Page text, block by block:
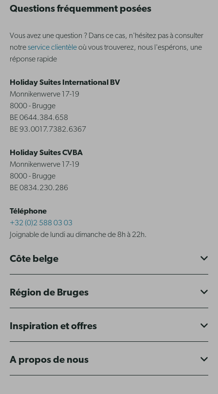
Questions fréquemment posées
Vous avez une question ? Dans ce cas, n'hésitez pas à consulter
notreservice clientèleoù vous trouverez, nous l'espérons, une
réponse rapide
Holiday Suites International BV
Monnikenwerve 17-19
8000 - Brugge
BE 0644.384.658
BE 93.0017.7382.6367
Holiday Suites CVBA
Monnikenwerve 17-19
8000 - Brugge
BE 0834.230.286
Téléphone
+32 (0)2 588 03 03
Joignable de lundi au dimanche de 8h à 22h.
Côte belge
Région de Bruges
Inspiration et offres
A propos de nous